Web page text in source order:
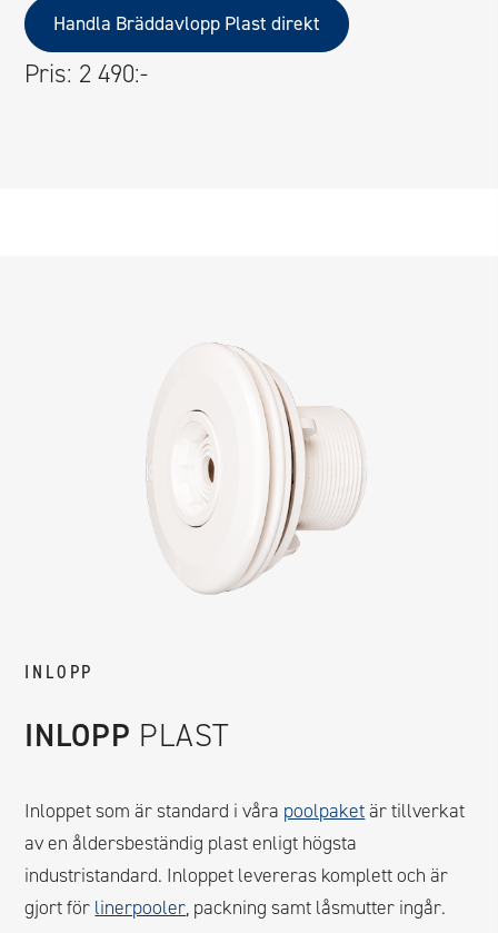
Handla Bräddavlopp Plast direkt
Pris: 2 490:-
INLOPP
INLOPP PLAST
Inloppet som är standard i våra poolpaketär tillverkat
av en åldersbeständig plast enligt högsta
industristandard. Inloppet levereras komplett och är
gjort för linerpooler, packning samt låsmutter ingår.